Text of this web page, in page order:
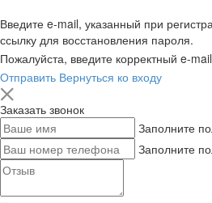
Введите e-mail, указанный при
ссылку для восстановления пароля.
Пожалуйста, введите корректный e-mail
Отправить Вернуться ко входу
Заказать звонок
Заполните
Заполните